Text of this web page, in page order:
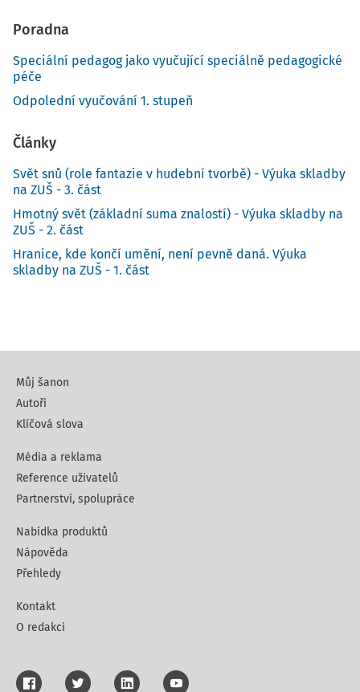
Poradna
Speciální pedagog jako vyučující speciálně pedagogické
péče
Odpolední vyučování 1. stupeň
Články
Svět snů (role fantazie v hudební tvorbě) - Výuka skladby
na ZUŠ - 3. část
Hmotný svět (základní suma znalostí) - Výuka skladby na
ZUŠ - 2. část
Hranice, kde končí umění, není pevně daná. Výuka
skladby na ZUŠ - 1. část
Můj šanon
Autoři
Klíčová slova
Média a reklama
Reference uživatelů
Partnerství, spolupráce
Nabídka produktů
Nápověda
Přehledy
Kontakt
O redakci